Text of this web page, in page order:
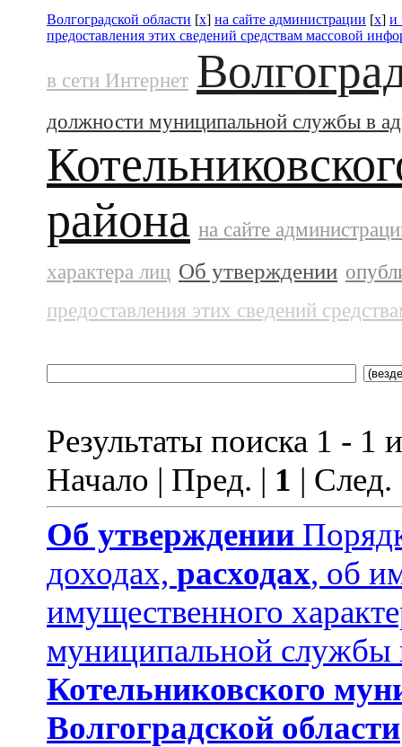
Волгоградской области [x] на сайте администрации [x] и
предоставления этих сведений средствам массовой
в сети Интернет
должности муниципальной службы в
района на сайте
характера лиц Об утверждении
предоставления этих сведений
Результаты поиска 1 - 1
Начало | Пред. | 1 |
Об утверждении
доходах, расходах, об
имущественного
муниципальной службы
Котельниковского
Волгоградской области